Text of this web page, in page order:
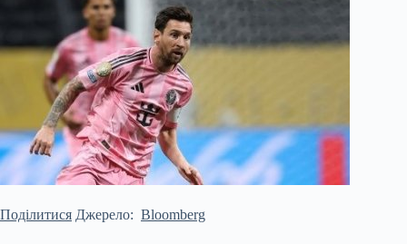
Поділитися Джерело: Bloomberg